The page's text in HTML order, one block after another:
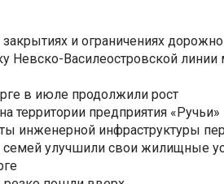
и ограничениях
Василеостровской линии
в июле продолжили рост
территории предприятия «Ручьи»
инженерной инфраструктуры
семей улучшили свои жилищные